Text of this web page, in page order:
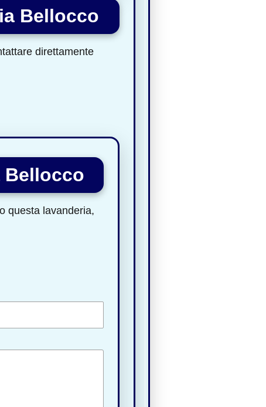
Bellocco
direttamente
Bellocco
questa lavanderia,